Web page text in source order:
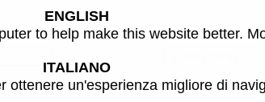
Solo MameCab
ENGLISH
to help make this website better.
ITALIANO
un'esperienza migliore di